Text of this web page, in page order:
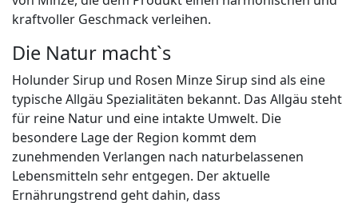
kraftvoller Geschmack verleihen.
Die Natur macht`s
Holunder Sirup und Rosen Minze Sirup sind als eine
typische Allgäu Spezialitäten bekannt. Das Allgäu steht
für reine Natur und eine intakte Umwelt. Die
besondere Lage der Region kommt dem
zunehmenden Verlangen nach naturbelassenen
Lebensmitteln sehr entgegen. Der aktuelle
Ernährungstrend geht dahin, dass